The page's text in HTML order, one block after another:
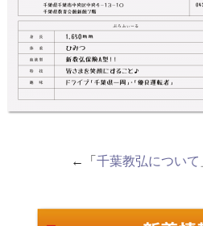
←「 千葉教弘について